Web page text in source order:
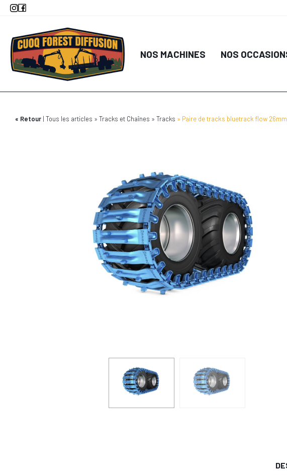
Aller
principal
NOS MACHINES NOS
Retour Tous les articles Tracks et Chaînes Tracks Paire de tracks bluetrack flow